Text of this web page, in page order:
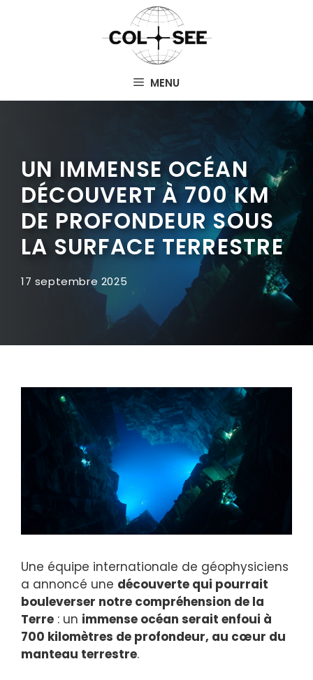
MENU
UN IMMENSE OCÉAN
DÉCOUVERT À 700 KM
DE PROFONDEUR SOUS
LA SURFACE TERRESTRE
17 septembre 2025
Une équipe internationale de géophysiciens
a annoncé une découverte qui pourrait
bouleverser notre compréhension de la
Terre : un immense océan serait enfoui à
700 kilomètres de profondeur, au cœur du
manteau terrestre.